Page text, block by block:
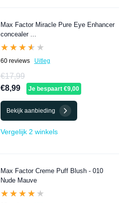
Max Factor Miracle Pure Eye Enhancer
concealer ...
★★★★★
★★★★★
60 reviews Uitleg
€17,99
€8,99
Je bespaart €9,00
Bekijk aanbieding
Vergelijk 2 winkels
Max Factor Creme Puff Blush - 010
Nude Mauve
★★★★★
★★★★★